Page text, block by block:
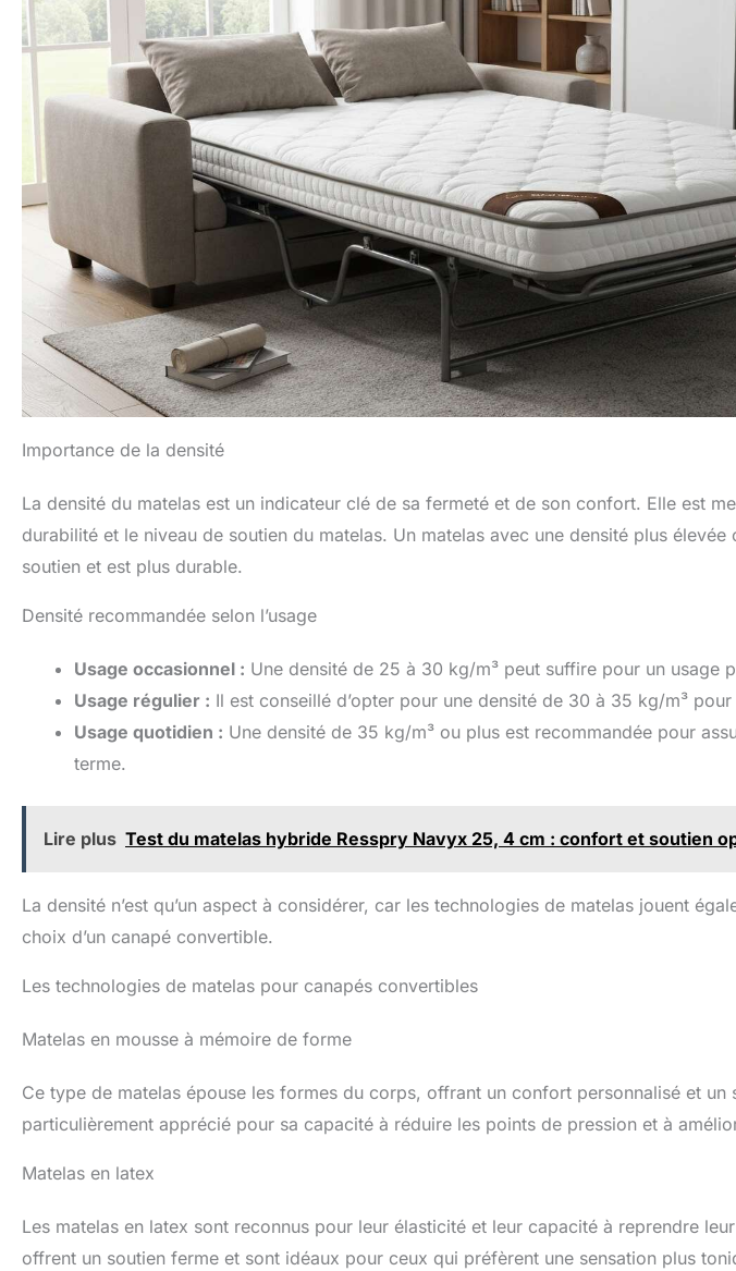
Importance de la densité
La densité du matelas est un indicateur clé de sa fermeté et de son confort. Elle est
durabilité et le niveau de soutien du matelas. Un matelas avec une densité plus
soutien et est plus durable.
Densité recommandée selon l’usage
Usage occasionnel : Une densité de 25 à 30 kg/m³ peut suffire pour un usage
Usage régulier : Il est conseillé d’opter pour une densité de 30 à 35 kg/m³
Usage quotidien : Une densité de 35 kg/m³ ou plus est recommandée pour
terme.
Lire plus Test du matelas hybride Resspry Navyx 25, 4 cm : confort et soutien
La densité n’est qu’un aspect à considérer, car les technologies de matelas jouent
choix d’un canapé convertible.
Les technologies de matelas pour canapés convertibles
Matelas en mousse à mémoire de forme
Ce type de matelas épouse les formes du corps, offrant un confort personnalisé et un
particulièrement apprécié pour sa capacité à réduire les points de pression et à
Matelas en latex
Les matelas en latex sont reconnus pour leur élasticité et leur capacité à reprendre
offrent un soutien ferme et sont idéaux pour ceux qui préfèrent une sensation plus